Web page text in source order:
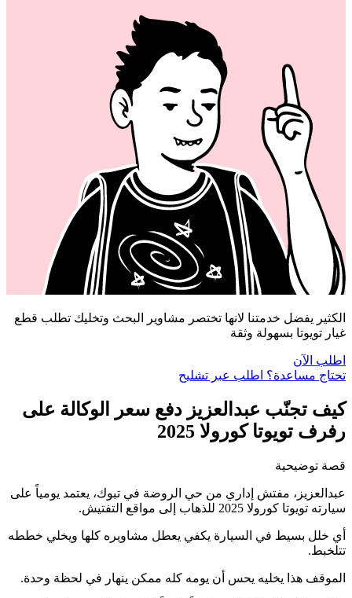
الكثير يفضل خدمتنا لانها تختصر مشاوير البحث وتخليك تطلب قطع
غيار تويوتا بسهولة وثقة
اطلب الآن
تحتاج مساعدة؟ اطلب عبر تشليح
كيف تجنّب عبدالعزيز دفع سعر الوكالة على
رفرف تويوتا كورولا 2025
قصة توضيحية
عبدالعزيز، مفتش إداري من حي الروضة في تبوك، يعتمد يومياً على
سيارته تويوتا كورولا 2025 للذهاب إلى مواقع التفتيش.
أي خلل بسيط في السيارة يكفي يعطل مشاويره كلها ويخلي خططه
تتلخبط.
الموقف هذا يخليه يحس أن يومه كله ممكن ينهار في لحظة وحدة.